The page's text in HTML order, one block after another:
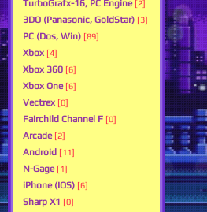
TurboGrafx-16, PC Engine [2]
3DO (Panasonic, GoldStar) [3]
PC (Dos, Win) [89]
Xbox [4]
Xbox 360 [6]
Xbox One [6]
Vectrex [0]
Fairchild Channel F [0]
Arcade [2]
Android [11]
N-Gage [1]
iPhone (IOS) [6]
Sharp X1 [0]